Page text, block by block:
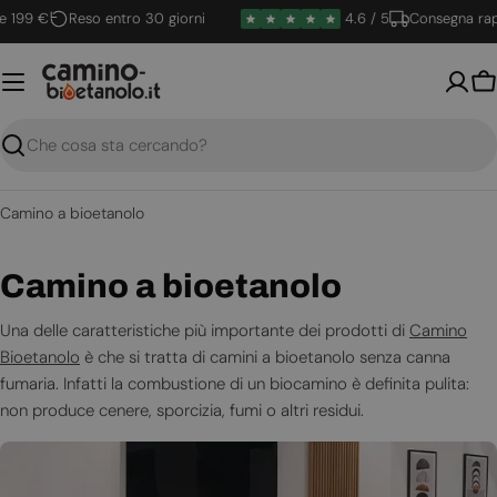
Vai
al
contenuto
€ Reso entro 30 giorni 4.6 / 5 Consegna rapida
Ricerca
Camino a bioetanolo
C
o
l
l
e
Camino a bioetanolo
Una delle caratteristiche più importante dei prodotti di Camino
Bioetanolo è che si tratta di camini a bioetanolo senza canna
fumaria. Infatti la combustione di un biocamino è definita pulita:
non produce cenere, sporcizia, fumi o altri residui.
Il vantaggio è duplice: da un lato un caminetto a bioetanolo è un
elemento di design che arreda con un tocco contemporaneo la